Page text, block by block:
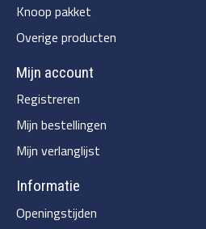
Knoop pakket
Overige producten
Mijn account
Registreren
Mijn bestellingen
Mijn verlanglijst
Informatie
Openingstijden